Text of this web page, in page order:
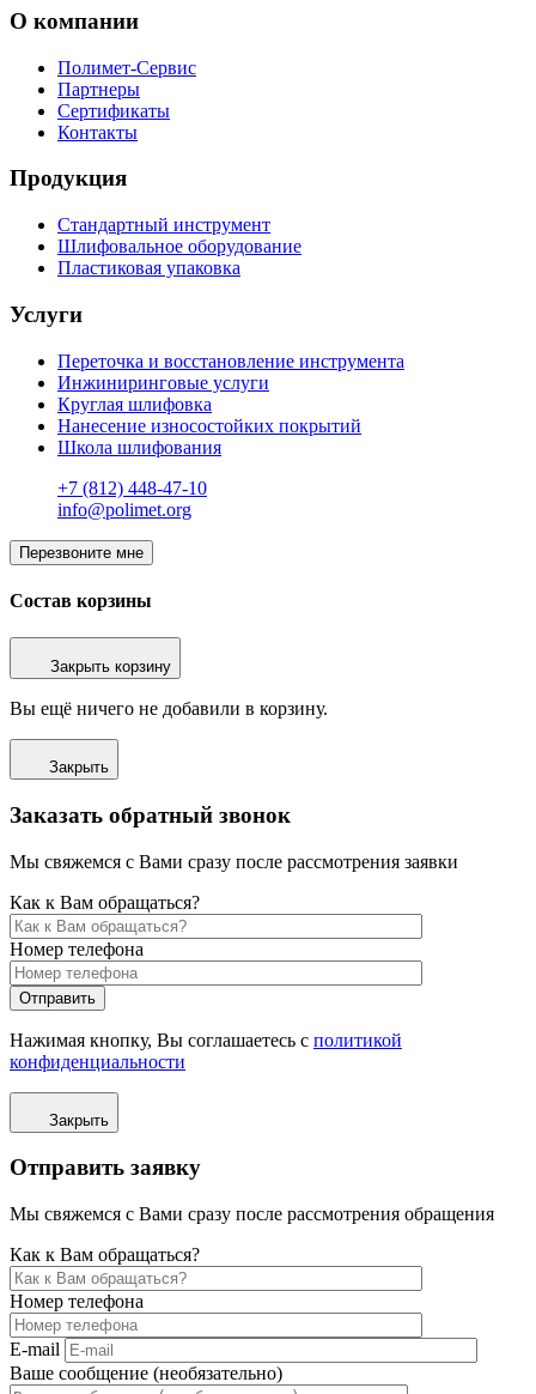
О компании
Полимет-Сервис
Партнеры
Сертификаты
Контакты
Продукция
Стандартный инструмент
Шлифовальное оборудование
Пластиковая упаковка
Услуги
Переточка и восстановление инструмента
Инжиниринговые услуги
Круглая шлифовка
Нанесение износостойких покрытий
Школа шлифования
+7 (812) 448-47-10
info@polimet.org
Перезвоните мне
Состав корзины
Закрыть корзину
Вы ещё ничего не добавили в корзину.
Закрыть
Заказать обратный звонок
Мы свяжемся с Вами сразу после рассмотрения заявки
Как к Вам обращаться?
Номер телефона
Отправить
Нажимая кнопку, Вы соглашаетесь с политикой
конфиденциальности
Закрыть
Отправить заявку
Мы свяжемся с Вами сразу после рассмотрения обращения
Как к Вам обращаться?
Номер телефона
E-mail
Ваше сообщение (необязательно)